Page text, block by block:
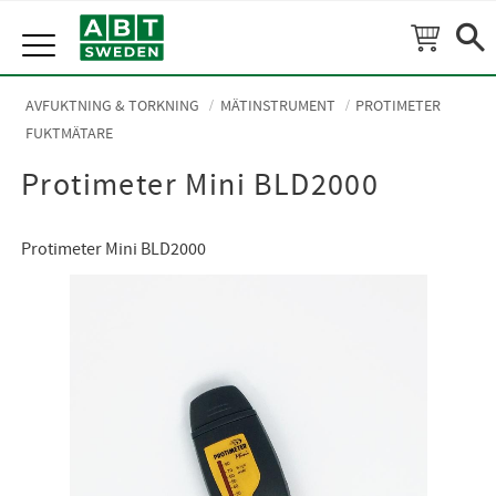
Meny
AVFUKTNING & TORKNING MÄTINSTRUMENT
PROTIMETER
FUKTMÄTARE
Protimeter Mini BLD2000
Protimeter Mini BLD2000